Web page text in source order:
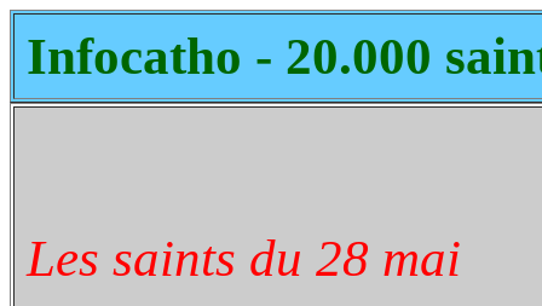
Infocatho - 20.000
Les saints du 28 mai